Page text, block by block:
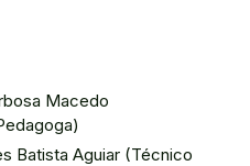
Macedo
Batista Aguiar (Técnico